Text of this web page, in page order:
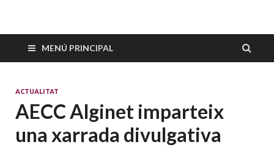
La Veu d'Alginet
MENÚ PRINCIPAL
ACTUALITAT
AECC Alginet imparteix
una xarrada divulgativa